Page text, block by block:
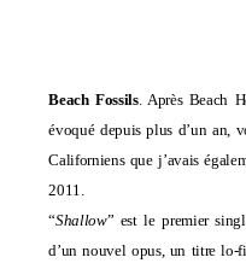
Beach Fossils. Après Beach
évoqué depuis plus d’un an,
Californiens que j’avais
2011.
“Shallow” est le premier
d’un nouvel opus, un titre lo-